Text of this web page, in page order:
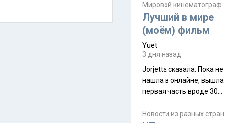
Мировой кинематограф
Лучший в мире
(моём) фильм
Yuet
3 дня назад
Jorjetta сказалa: Пока не
нашла в онлайне, вышла
первая часть вроде 30
Дивали 8 ноября.
Новости из разных стран